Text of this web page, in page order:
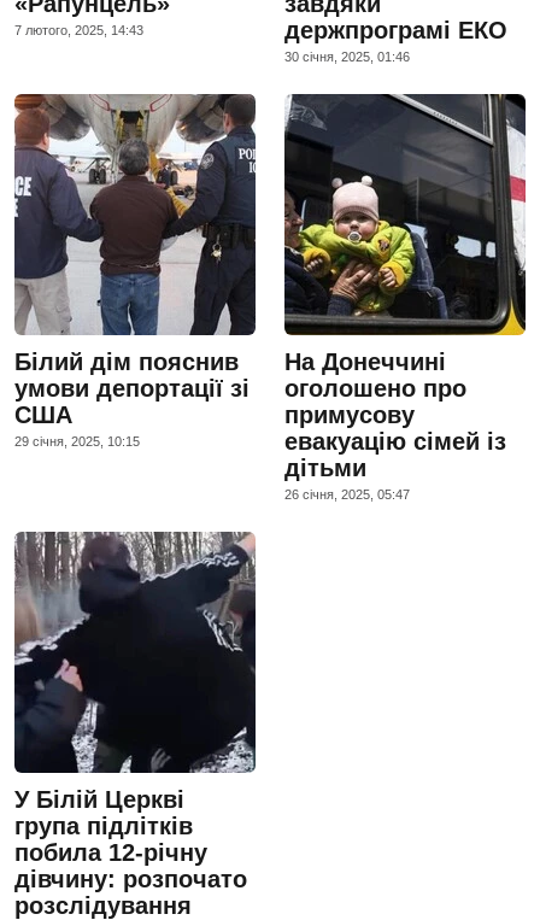
7 лютого, 2025, 14:43
держпрограмі ЕКО
30 сiчня, 2025, 01:46
Білий дім пояснив
умови депортації зі
США
29 сiчня, 2025, 10:15
На Донеччині
оголошено про
примусову
евакуацію сімей із
дітьми
26 сiчня, 2025, 05:47
У Білій Церкві
група підлітків
побила 12-річну
дівчину: розпочато
розслідування